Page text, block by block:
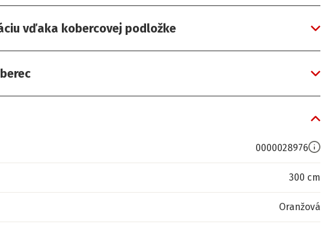
vďaka kobercovej podložke
0000028976
300 cm
Oranžová